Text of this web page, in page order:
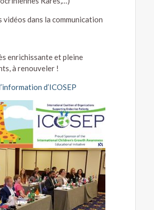
vidéos dans la communication
enrichissante et pleine
à renouveler !
d’ICOSEP